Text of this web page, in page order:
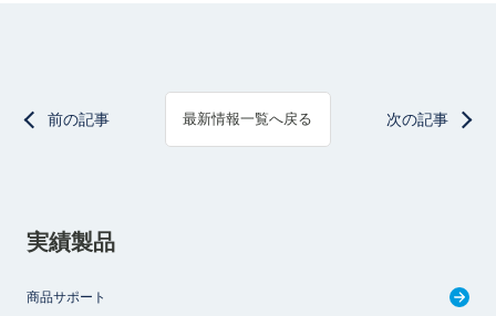
前の記事 最新情報一覧へ戻る 次の記事
実績製品
商品サポート